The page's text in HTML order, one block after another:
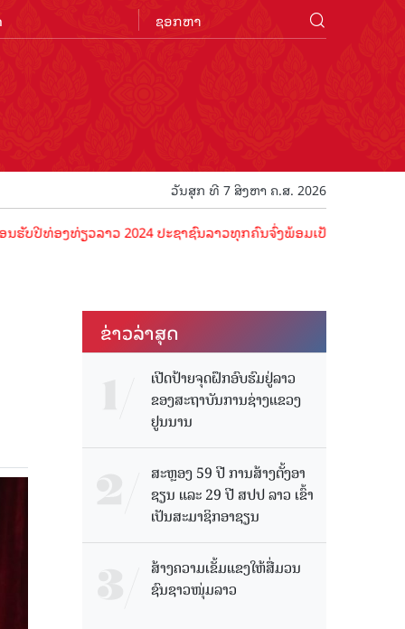
ວັນສຸກ ທີ 7 ສິງຫາ ຄ.ສ. 2026
ງທ່ຽວລາວ 2024 ປະຊາຊົນລາວທຸກຄົນຈົ່ງພ້ອມເປັນເຈົ້າພາບທີ່ດີ ຕ້ອນຮັ
ຂ່າວ​ລ່າ​ສຸດ
ເປີດປ້າຍຈຸດຝຶກອົບຮົມຢູ່ລາວ
ຂອງສະຖາບັນການຊ່າງແຂວງ
ຢູນນານ
ສະຫຼອງ 59 ປີ ການສ້າງຕັ້ງອາ
ຊຽນ ແລະ 29 ປີ ສປປ ລາວ ເຂົ້າ
ເປັນສະມາຊິກອາຊຽນ
ສ້າງຄວາມເຂັ້ມແຂງໃຫ້ສື່ມວນ
ຊົນຊາວໜຸ່ມລາວ